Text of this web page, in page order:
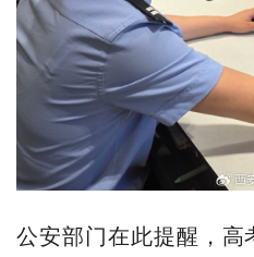
公安部门在此提醒，